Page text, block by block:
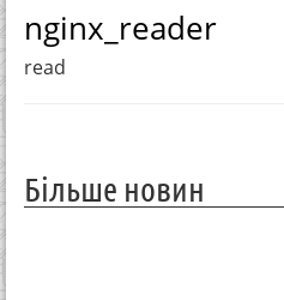
nginx_reader
read
Більше новин